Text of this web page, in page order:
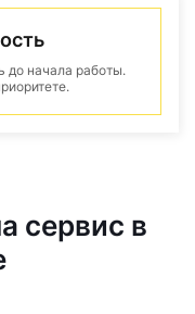
до начала работы.
сервис в